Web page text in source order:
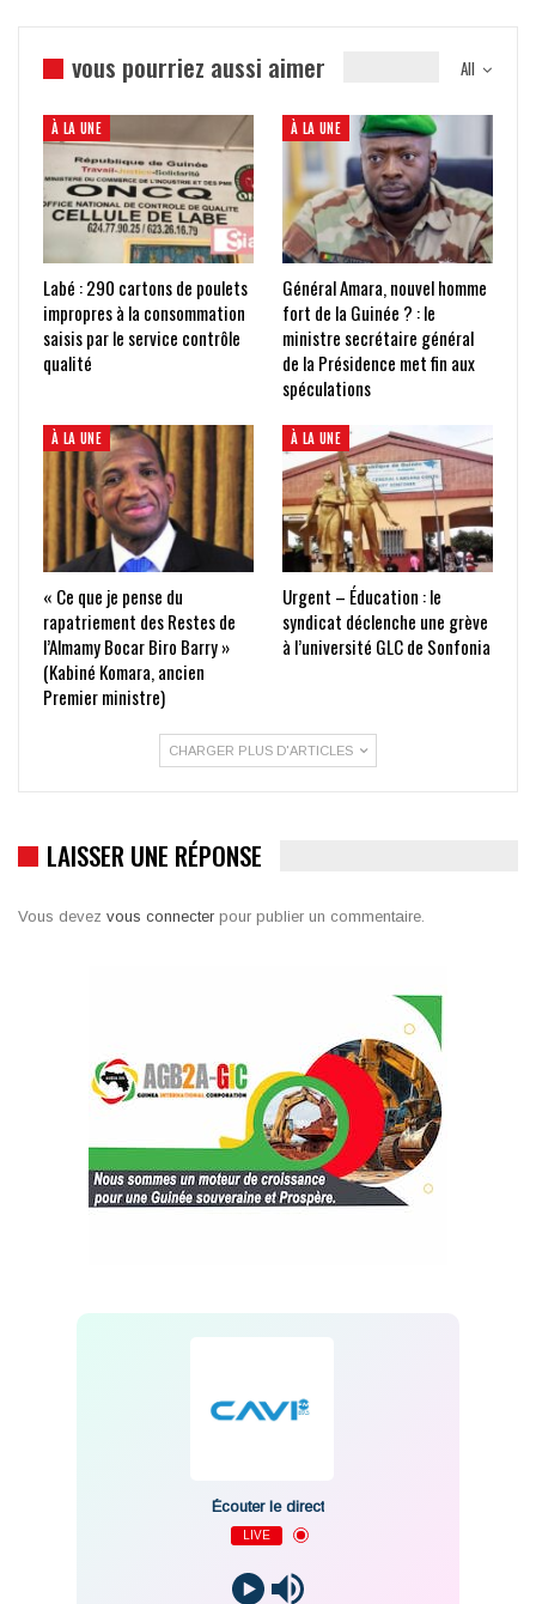
All
vous pourriez aussi aimer
À LA UNE
Labé : 290 cartons de poulets
impropres à la consommation
saisis par le service contrôle
qualité
À LA UNE
Général Amara, nouvel homme
fort de la Guinée ? : le
ministre secrétaire général
de la Présidence met fin aux
spéculations
À LA UNE
« Ce que je pense du
rapatriement des Restes de
l’Almamy Bocar Biro Barry »
(Kabiné Komara, ancien
Premier ministre)
À LA UNE
Urgent – Éducation : le
syndicat déclenche une grève
à l’université GLC de Sonfonia
CHARGER PLUS D'ARTICLES
LAISSER UNE RÉPONSE
Vous devez vous connecter pour publier un commentaire.
Écouter le direct
LIVE